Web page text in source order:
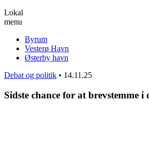
Lokal
menu
Byrum
Vesterø Havn
Østerby havn
Debat og politik • 14.11.25
Sidste chance for at brevstemme i